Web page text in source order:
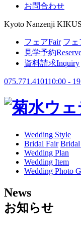
お問合わせ
Kyoto Nanzenji
フェアFair フェ
見学予約
資料請求Inquiry
075.771.410110:00 -
Wedding Style
Bridal Fair
Wedding Plan
Wedding Item
Wedding Photo
News
お知らせ